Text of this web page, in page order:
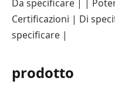
Da specificare | |
Certificazioni | Di
specificare |
prodotto